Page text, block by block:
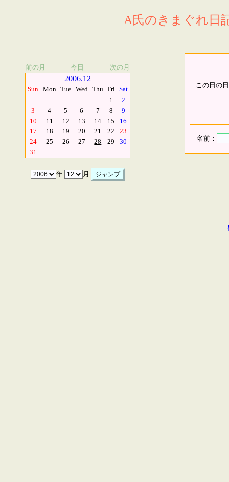
A氏のきまぐれ日
前の月 今日 次の月
2006.12
Sun Mon Tue Wed Thu Fri Sat
1
2
3
4 5 6 7 8
9
10
11 12 13 14 15
16
17
18 19 20 21 22
23
24
25 26 27 28 29
30
31
年 月
この日の
名前：